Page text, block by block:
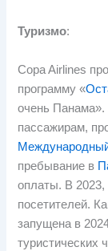
Туризмо:
Copa Airlines
программу «
очень Панама».
пассажирам,
пребывание в
оплаты. В 2023,
посетителей.
запущена в
туристических